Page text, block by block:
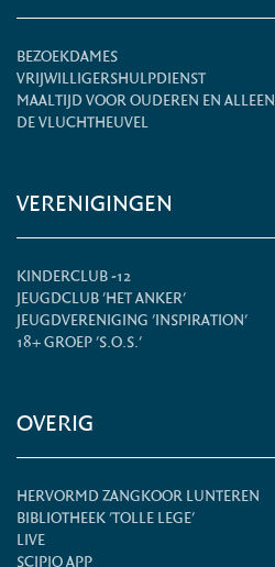
BEZOEKDAMES
VRIJWILLIGERSHULPDIENST
MAALTIJD VOOR OUDEREN EN
DE VLUCHTHEUVEL
VERENIGINGEN
KINDERCLUB -12
JEUGDCLUB 'HET ANKER'
JEUGDVERENIGING 'INSPIRATION'
18+ GROEP 'S.O.S.'
OVERIG
HERVORMD ZANGKOOR LUNTEREN
BIBLIOTHEEK 'TOLLE LEGE'
LIVE
SCIPIO APP